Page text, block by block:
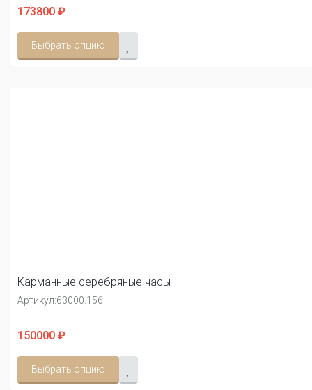
173800 ₽
Выбрать опцию
Карманные серебряные часы
Артикул:63000.156
150000 ₽
Выбрать опцию